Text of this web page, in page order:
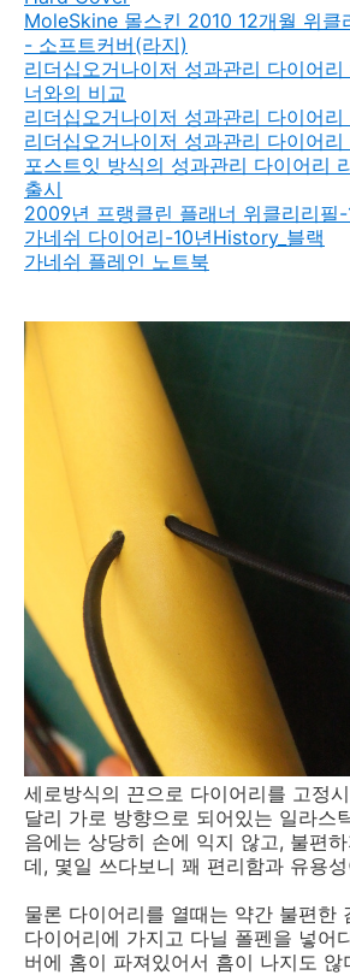
MoleSkine 몰스킨 2010 12개월 위클
- 소프트커버(라지)
리더십오거나이저 성과관리 다이어
너와의 비교
리더십오거나이저 성과관리 다이어
리더십오거나이저 성과관리 다이어
포스트잇 방식의 성과관리 다이어리
출시
2009년 프랭클린 플래너 위클리리필-
가네쉬 다이어리-10년History_블랙
가네쉬 플레인 노트북
세로방식의 끈으로 다이어리를 고정
달리 가로 방향으로 되어있는 일라스
음에는 상당히 손에 익지 않고, 불편
데, 몇일 쓰다보니 꽤 편리함과 유용
물론 다이어리를 열때는 약간 불편한
다이어리에 가지고 다닐 폴펜을 넣어
버에 홈이 파져있어서 흠이 나지도 않